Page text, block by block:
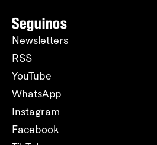
Seguinos
Newsletters
RSS
YouTube
WhatsApp
Instagram
Facebook